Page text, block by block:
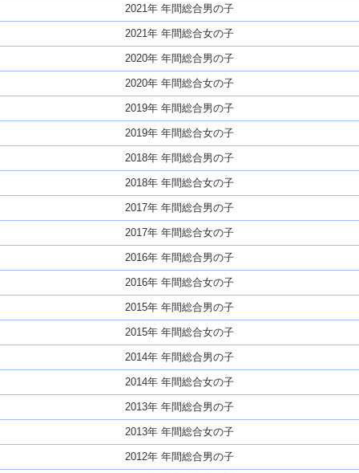
2021年 年間総合男の子
2021年 年間総合女の子
2020年 年間総合男の子
2020年 年間総合女の子
2019年 年間総合男の子
2019年 年間総合女の子
2018年 年間総合男の子
2018年 年間総合女の子
2017年 年間総合男の子
2017年 年間総合女の子
2016年 年間総合男の子
2016年 年間総合女の子
2015年 年間総合男の子
2015年 年間総合女の子
2014年 年間総合男の子
2014年 年間総合女の子
2013年 年間総合男の子
2013年 年間総合女の子
2012年 年間総合男の子